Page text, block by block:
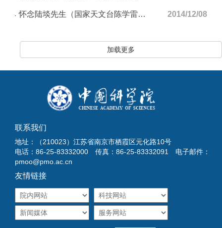
怀念陆埮先生（国家天文台陈学雷研究员） 2014/12/08
加载更多
联系我们
地址：（210023）江苏省南京市栖霞区元化路10号
电话：86-25-83332000 传真：86-25-83332091 电子邮件：
pmoo@pmo.ac.cn
友情链接